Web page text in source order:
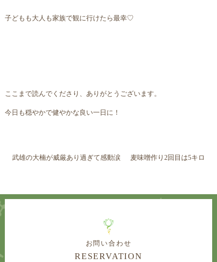
子どもも大人も家族で観に行けたら最幸♡
ここまで読んでくださり、ありがとうございます。
今日も穏やかで健やかな良い一日に！
武雄の大楠が威厳あり過ぎて感動涙 麦味噌作り2回目は5キロ
お問い合わせ
RESERVATION